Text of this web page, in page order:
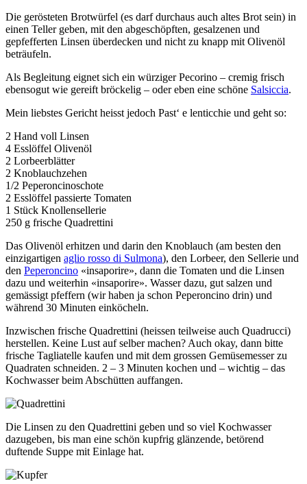
Die gerösteten Brotwürfel (es darf durchaus auch altes Brot sein) in
einen Teller geben, mit den abgeschöpften, gesalzenen und
gepfefferten Linsen überdecken und nicht zu knapp mit Olivenöl
beträufeln.
Als Begleitung eignet sich ein würziger Pecorino – cremig frisch
ebensogut wie gereift bröckelig – oder eben eine schöne Salsiccia.
Mein liebstes Gericht heisst jedoch Past‘ e lenticchie und geht so:
2 Hand voll Linsen
4 Esslöffel Olivenöl
2 Lorbeerblätter
2 Knoblauchzehen
1/2 Peperoncinoschote
2 Esslöffel passierte Tomaten
1 Stück Knollensellerie
250 g frische Quadrettini
Das Olivenöl erhitzen und darin den Knoblauch (am besten den
einzigartigen aglio rosso di Sulmona), den Lorbeer, den Sellerie und
den Peperoncino «insaporire», dann die Tomaten und die Linsen
dazu und weiterhin «insaporire». Wasser dazu, gut salzen und
gemässigt pfeffern (wir haben ja schon Peperoncino drin) und
während 30 Minuten einköcheln.
Inzwischen frische Quadrettini (heissen teilweise auch Quadrucci)
herstellen. Keine Lust auf selber machen? Auch okay, dann bitte
frische Tagliatelle kaufen und mit dem grossen Gemüsemesser zu
Quadraten schneiden. 2 – 3 Minuten kochen und – wichtig – das
Kochwasser beim Abschütten auffangen.
Die Linsen zu den Quadrettini geben und so viel Kochwasser
dazugeben, bis man eine schön kupfrig glänzende, betörend
duftende Suppe mit Einlage hat.